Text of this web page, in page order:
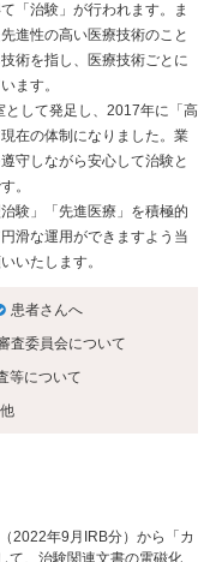
「治験」が行われます。ま
進性の高い医療技術のこと
術を指し、医療技術ごとに
ます。
して発足し、 2017年に「高
在の体制になりました。業
守しながら安心して治験と
。
験」「先進医療」を積極的
滑な運用ができますよう当
いたします。
患者さんへ
査委員会について
等について
2022年9月IRB分）から「カ
て、治験関連文書の電磁化